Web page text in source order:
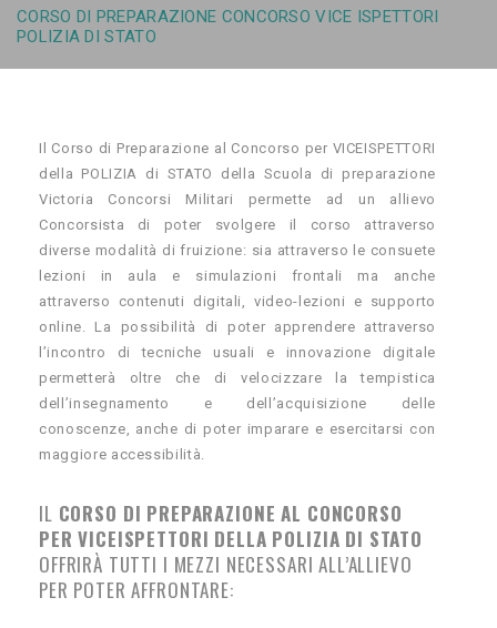
CORSO DI PREPARAZIONE CONCORSO VICE ISPETTORI
POLIZIA DI STATO
Il Corso di Preparazione al Concorso per VICEISPETTORI
della POLIZIA di STATO della Scuola di preparazione
Victoria Concorsi Militari permette ad un allievo
Concorsista di poter svolgere il corso attraverso
diverse modalità di fruizione: sia attraverso le consuete
lezioni in aula e simulazioni frontali ma anche
attraverso contenuti digitali, video-lezioni e supporto
online. La possibilità di poter apprendere attraverso
l’incontro di tecniche usuali e innovazione digitale
permetterà oltre che di velocizzare la tempistica
dell’insegnamento e dell’acquisizione delle
conoscenze, anche di poter imparare e esercitarsi con
maggiore accessibilità.
IL CORSO DI PREPARAZIONE AL CONCORSO
PER VICEISPETTORI DELLA POLIZIA DI STATO
OFFRIRÀ TUTTI I MEZZI NECESSARI ALL’ALLIEVO
PER POTER AFFRONTARE: